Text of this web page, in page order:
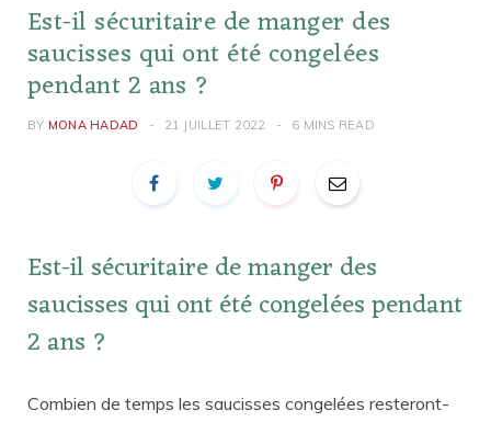
Est-il sécuritaire de manger des
saucisses qui ont été congelées
pendant 2 ans ?
BY MONA HADAD 21 JUILLET 2022 6 MINS READ
Est-il sécuritaire de manger des
saucisses qui ont été congelées pendant
2 ans ?
Combien de temps les saucisses congelées resteront-